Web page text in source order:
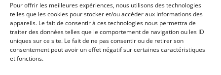
Pour offrir les meilleures expériences, nous utilisons des technologies
telles que les cookies pour stocker et/ou accéder aux informations des
appareils. Le fait de consentir à ces technologies nous permettra de
traiter des données telles que le comportement de navigation ou les ID
uniques sur ce site. Le fait de ne pas consentir ou de retirer son
consentement peut avoir un effet négatif sur certaines caractéristiques
et fonctions.
Documentation